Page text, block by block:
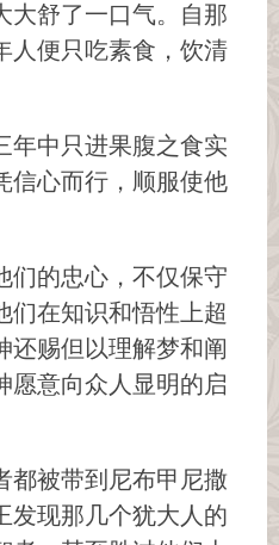
大舒了一口气。自那
人便只吃素食，饮清
年中只进果腹之食实
信心而行，顺服使他
们的忠心，不仅保守
们在知识和悟性上超
还赐但以理解梦和阐
愿意向众人显明的启
都被带到尼布甲尼撒
发现那几个犹大人的